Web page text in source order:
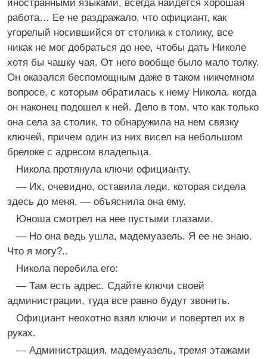
иностранными языками, всегда найдется хорошая
работа… Ее не раздражало, что официант, как
угорелый носившийся от столика к столику, все
никак не мог добраться до нее, чтобы дать Николе
хотя бы чашку чая. От него вообще было мало толку.
Он оказался беспомощным даже в таком никчемном
вопросе, с которым обратилась к нему Никола, когда
он наконец подошел к ней. Дело в том, что как только
она села за столик, то обнаружила на нем связку
ключей, причем один из них висел на небольшом
брелоке с адресом владельца.
Никола протянула ключи официанту.
— Их, очевидно, оставила леди, которая сидела
здесь до меня, — объяснила она ему.
Юноша смотрел на нее пустыми глазами.
— Но она ведь ушла, мадемуазель. Я ее не знаю.
Что я могу?..
Никола перебила его:
— Там есть адрес. Сдайте ключи своей
администрации, туда все равно будут звонить.
Официант неохотно взял ключи и повертел их в
руках.
— Администрация, мадемуазель, тремя этажами